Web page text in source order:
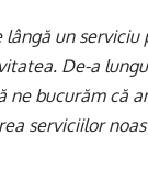
un serviciu
De-a
ne bucurăm că
serviciilor